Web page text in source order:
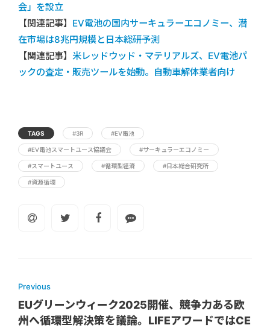
会」を設立
【関連記事】 EV電池の国内サーキュラーエコノミー、潜
在市場は8兆円規模と日本総研予測
【関連記事】 米レッドウッド・マテリアルズ、EV電池パ
ックの査定・販売ツールを始動。自動車解体業者向け
TAGS #3R #EV電池
#EV電池スマートユース協議会 #サーキュラーエコノミー
#スマートユース #循環型経済 #日本総合研究所
#資源循環
Previous
EUグリーンウィーク2025開催、競争力ある欧
州へ循環型解決策を議論。LIFEアワードではCE